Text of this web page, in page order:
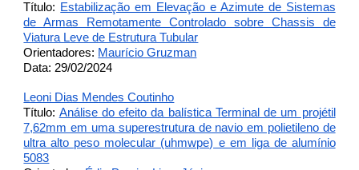
Título: Estabilização em Elevação e Azimute de Sistemas
de Armas Remotamente Controlado sobre Chassis de
Viatura Leve de Estrutura Tubular
Orientadores: Maurício Gruzman
Data: 29/02/2024
Leoni Dias Mendes Coutinho
Título: Análise do efeito da balística Terminal de um projétil
7,62mm em uma superestrutura de navio em polietileno de
ultra alto peso molecular (uhmwpe) e em liga de alumínio
5083